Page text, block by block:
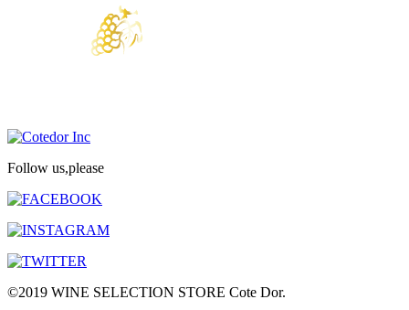
Follow us,please
©2019 WINE SELECTION STORE Cote Dor.